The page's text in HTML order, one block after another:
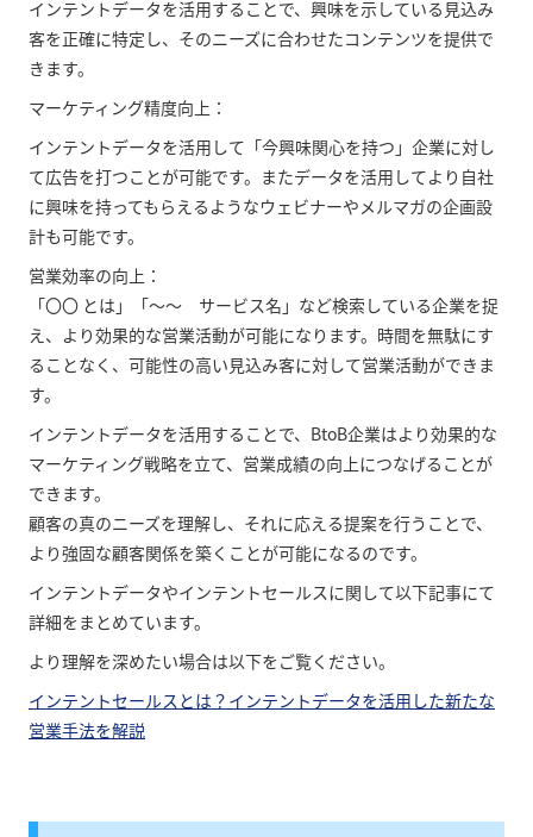
インテントデータを活用することで、興味を示している見込み
客を正確に特定し、そのニーズに合わせたコンテンツを提供で
きます。
マーケティング精度向上：
インテントデータを活用して「今興味関心を持つ」企業に対し
て広告を打つことが可能です。またデータを活用してより自社
に興味を持ってもらえるようなウェビナーやメルマガの企画設
計も可能です。
営業効率の向上：
「〇〇 とは」「〜〜 サービス名」など検索している企業を捉
え、より効果的な営業活動が可能になります。時間を無駄にす
ることなく、可能性の高い見込み客に対して営業活動ができま
す。
インテントデータを活用することで、BtoB企業はより効果的な
マーケティング戦略を立て、営業成績の向上につなげることが
できます。
顧客の真のニーズを理解し、それに応える提案を行うことで、
より強固な顧客関係を築くことが可能になるのです。
インテントデータやインテントセールスに関して以下記事にて
詳細をまとめています。
より理解を深めたい場合は以下をご覧ください。
インテントセールスとは？インテントデータを活用した新たな
営業手法を解説